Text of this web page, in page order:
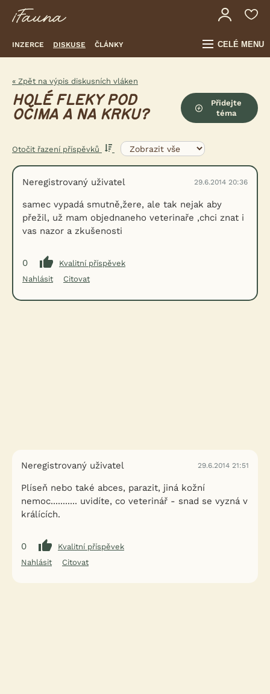
INZERCE DISKUSE ČLÁNKY CELÉ MENU
« Zpět na výpis diskusních vláken
HOLÉ FLEKY POD
OČIMA A NA KRKU?
Přidejte
téma
Otočit řazení příspěvků
Neregistrovaný uživatel 29.6.2014 20:36
samec vypadá smutně,žere, ale tak nejak aby
přežil, už mam objednaneho veterinaře ,chci znat i
vas nazor a zkušenosti
0
Kvalitní příspěvek
Nahlásit
Citovat
Neregistrovaný uživatel 29.6.2014 21:51
Plíseň nebo také abces, parazit, jiná kožní
nemoc........... uvidíte, co veterinář - snad se vyzná v
králících.
0
Kvalitní příspěvek
Nahlásit
Citovat